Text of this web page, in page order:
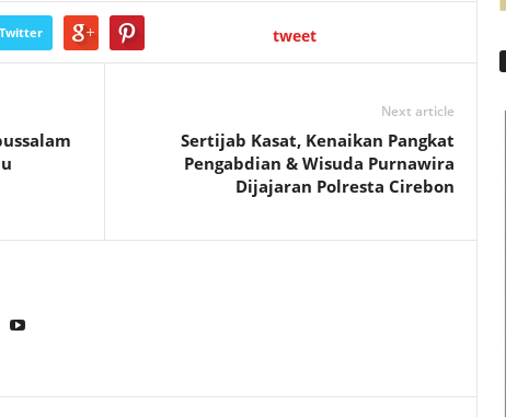
Twitter tweet
Next article
Sertijab Kasat, Kenaikan Pangkat
Pengabdian & Wisuda Purnawira
Dijajaran Polresta Cirebon